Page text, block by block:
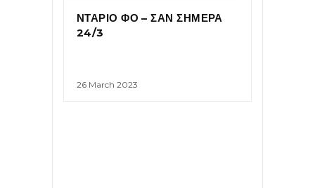
ΝΤΑΡΙΟ ΦΟ – ΣΑΝ ΣΗΜΕΡΑ
24/3
26 March 2023